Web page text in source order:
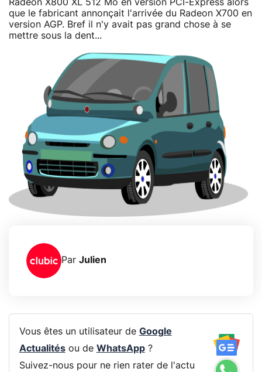
Radeon X800 XL 512 Mo en version PCI-Express alors
que le fabricant annonçait l'arrivée du Radeon X700 en
version AGP. Bref il n'y avait pas grand chose à se
mettre sous la dent...
Par Julien
Vous êtes un utilisateur de Google
Actualitésou de WhatsApp?
Suivez-nous pour ne rien rater de l'actu